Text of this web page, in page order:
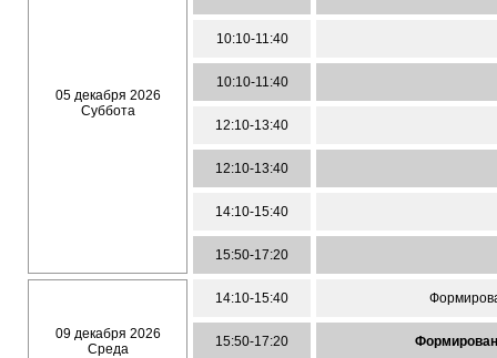
05 декабря 2026
Суббота
10:10-11:40
10:10-11:40
12:10-13:40
12:10-13:40
14:10-15:40
15:50-17:20
09 декабря 2026
Среда
14:10-15:40
15:50-17:20